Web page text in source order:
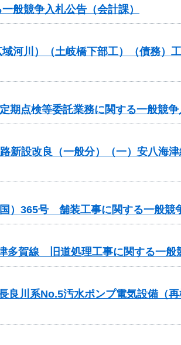
般競争入札公告（会計課）
川）（土岐橋下部工）（債務）
期点検等委託業務に関する一般競
設改良（一般分）（一）安八海
）365号 舗装工事に関する一般競
多賀線 旧道処理工事に関する一般
川系No.5汚水ポンプ電気設備（再